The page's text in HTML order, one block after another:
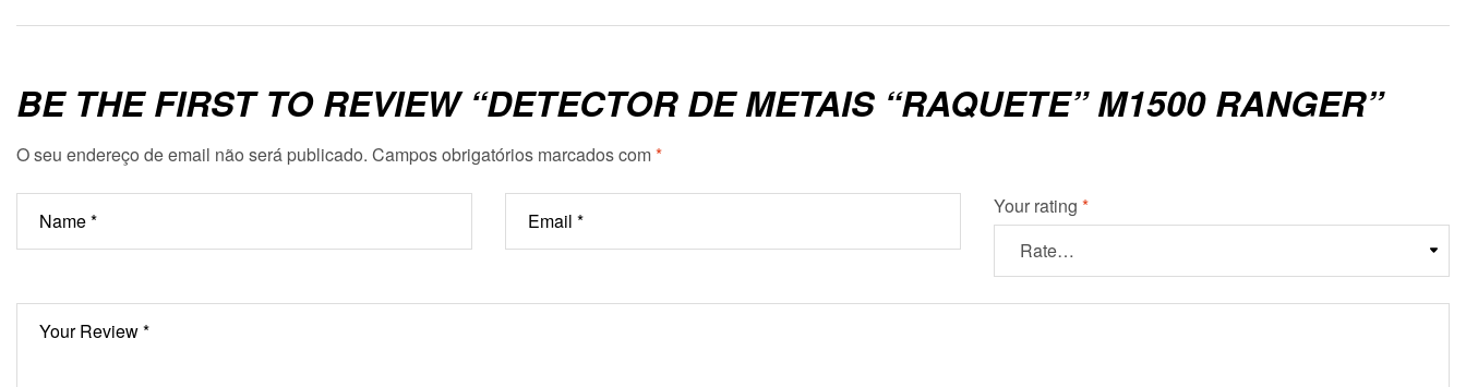
BE THE FIRST TO REVIEW “DETECTOR DE METAIS “RAQUETE” M1500 RANGER”
O seu endereço de email não será publicado. Campos obrigatórios marcados com*
Your rating *